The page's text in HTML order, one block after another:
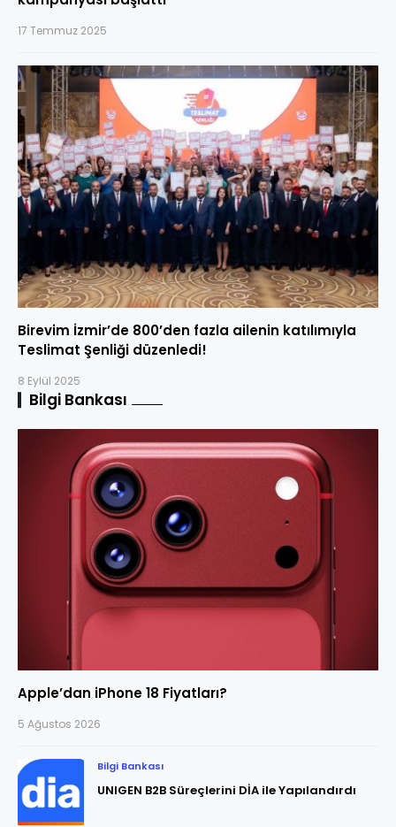
17 Temmuz 2025
Birevim İzmir’de 800’den fazla ailenin katılımıyla
Teslimat Şenliği düzenledi!
8 Eylül 2025
Bilgi Bankası
Apple’dan iPhone 18 Fiyatları?
5 Ağustos 2026
Bilgi Bankası
UNIGEN B2B Süreçlerini DİA ile Yapılandırdı